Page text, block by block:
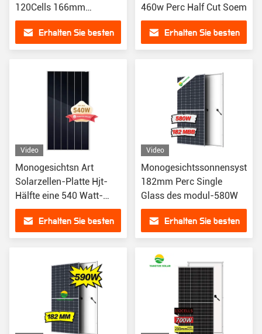
120Cells 166mm
wasserdicht
Erhalten Sie besten
460w Perc Half Cut Soem
Erhalten Sie besten
Video
Monogesichtsn Art
Solarzellen-Platte Hjt-
Hälfte eine 540 Watt-
schnitt 24v
Erhalten Sie besten
Video
Monogesichtssonnensystem
182mm Perc Single
Glass des modul-580W
Erhalten Sie besten